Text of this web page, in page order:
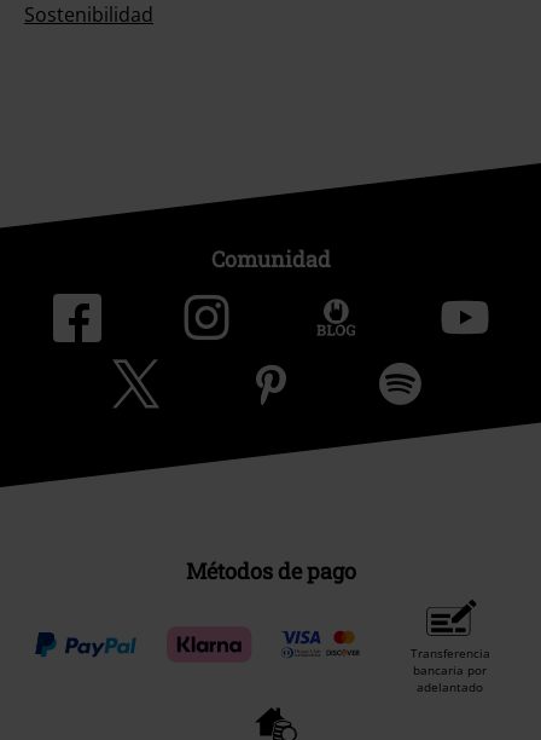
Sostenibilidad
Comunidad
Métodos de pago
Transferencia
bancaria por
adelantado